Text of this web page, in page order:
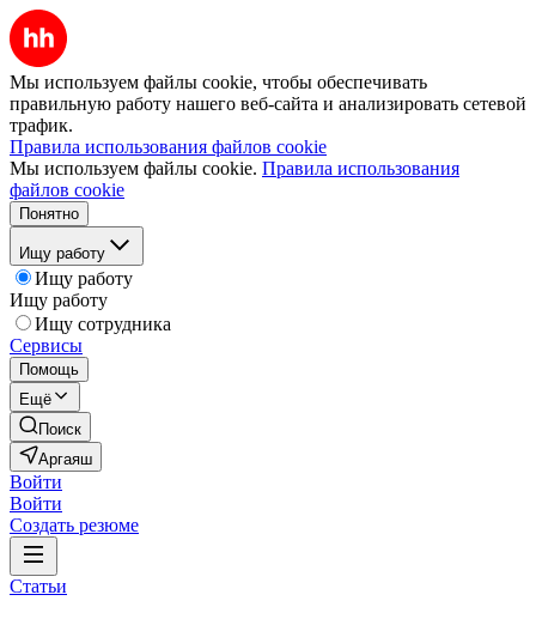
Мы используем файлы cookie, чтобы обеспечивать
правильную работу нашего веб-сайта и анализировать сетевой
трафик.
Правила использования файлов cookie
Мы используем файлы cookie. Правила использования
файлов cookie
Понятно
Ищу работу
Ищу работу
Ищу работу
Ищу сотрудника
Сервисы
Помощь
Ещё
Поиск
Аргаяш
Войти
Войти
Создать резюме
Статьи